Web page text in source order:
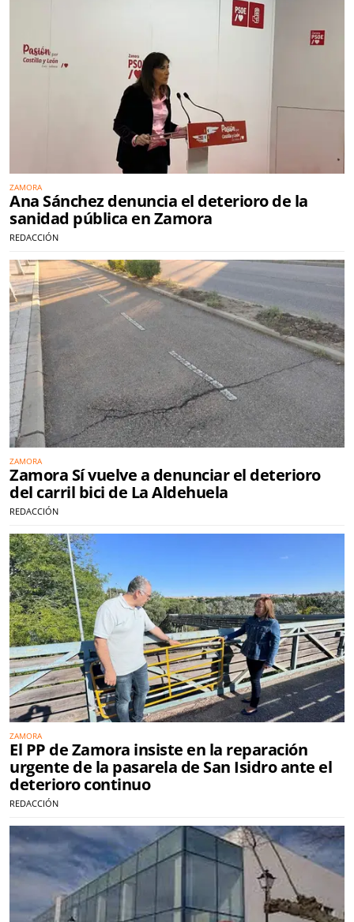
ZAMORA
Ana Sánchez denuncia el deterioro de la
sanidad pública en Zamora
REDACCIÓN
ZAMORA
Zamora Sí vuelve a denunciar el deterioro
del carril bici de La Aldehuela
REDACCIÓN
ZAMORA
El PP de Zamora insiste en la reparación
urgente de la pasarela de San Isidro ante el
deterioro continuo
REDACCIÓN